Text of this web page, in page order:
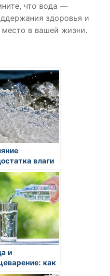
что вода —
здоровья и
в вашей жизни.
влаги
мозга и
и
как
помогает